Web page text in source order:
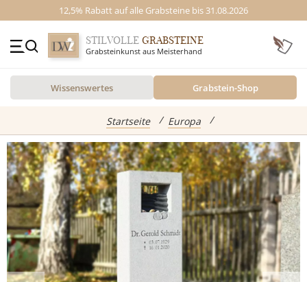
12,5% Rabatt auf alle Grabsteine bis 31.08.2026
Kontakt
GRABSTEINE
Alle Grabsteine
Einzelgrabsteine
Doppelgrabsteine
STILVOLLE GRABSTEINE
Grabsteinkunst aus Meisterhand
Wissenswertes Grabstein-Shop
Startseite Europa
Inspiration
abgebildete Produkte
Standort
Grabstein Shop